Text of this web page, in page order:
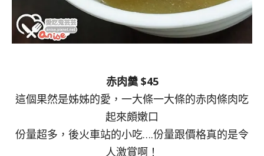
赤肉羹 $45
這個果然是姊姊的愛，一大條一大條的赤肉條肉吃
起來頗嫩口
份量超多，後火車站的小吃….份量跟價格真的是令
人激賞啊！